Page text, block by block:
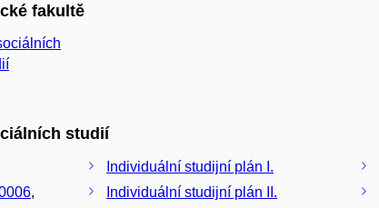
fakultě
studií
,
Individuální studijní plán I.
Individuální studijní plán II.